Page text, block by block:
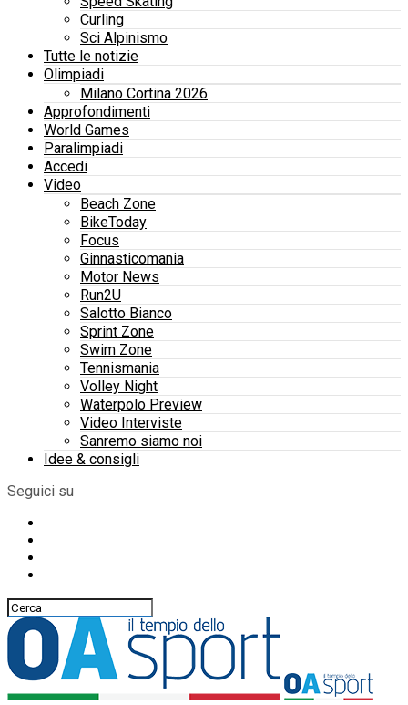
Curling
Sci Alpinismo
Tutte le notizie
Olimpiadi
Milano Cortina 2026
Approfondimenti
World Games
Paralimpiadi
Accedi
Video
Beach Zone
BikeToday
Focus
Ginnasticomania
Motor News
Run2U
Salotto Bianco
Sprint Zone
Swim Zone
Tennismania
Volley Night
Waterpolo Preview
Video Interviste
Sanremo siamo noi
Idee & consigli
Seguici su